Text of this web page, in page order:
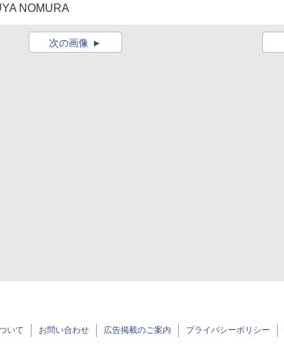
NOMURA
次の画像
いて お問い合わせ 広告掲載のご案内 プライバシーポリシー